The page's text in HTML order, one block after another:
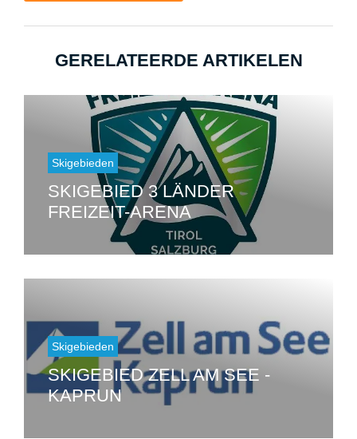
GERELATEERDE ARTIKELEN
Skigebieden
SKIGEBIED 3 LÄNDER
FREIZEIT-ARENA
Skigebieden
SKIGEBIED ZELL AM SEE -
KAPRUN